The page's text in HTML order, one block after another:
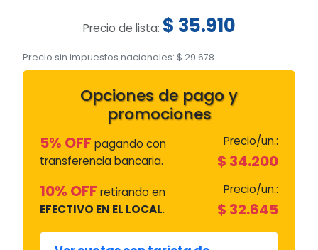
Precio de lista: $ 35.910
Precio sin impuestos nacionales: $ 29.678
Opciones de pago y
promociones
5% OFF pagando con
transferencia bancaria.
Precio/un.:
$ 34.200
10% OFF retirando en
EFECTIVO EN EL LOCAL.
Precio/un.:
$ 32.645